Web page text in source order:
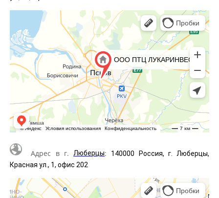
Адрес в г.Люберцы:
140000 Россия, г. Люберцы,
Красная ул., 1, офис 202